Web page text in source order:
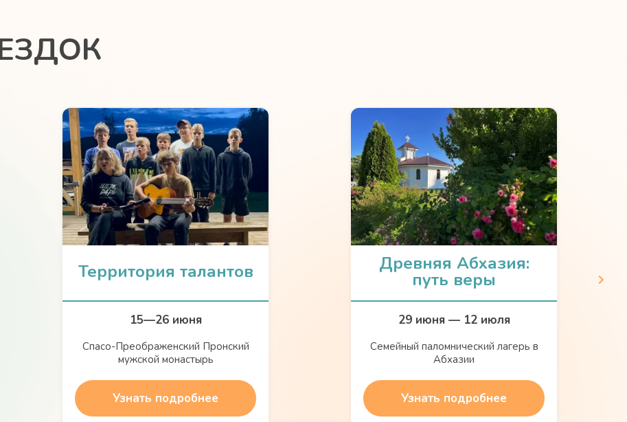
Территория талантов
15—26 июня
Спасо-Преображенский Пронский
мужской монастырь
Узнать подробнее
Древняя Абхазия:
путь веры
29 июня — 12 июля
Семейный паломнический лагерь в
Абхазии
Узнать подробнее